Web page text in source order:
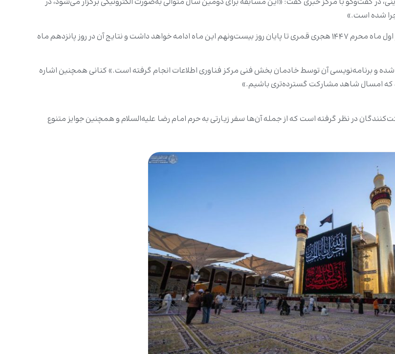
شده است.»
کنانی افزود: «مسابقه امسال شامل ۲۵ سوال است که به مدت ۳۰ روز از اول ماه محرم ۱۴۴۷ هجری قمری تا پایان روز بیست‌ونهم این ماه ادامه خواهد داشت و نتایج آن در روز پانزدهم ماه
و برنامه‌نویسی آن توسط خادمان بخش فنی مرکز فناوری اطلاعات انجام گرفته است.» کنانی همچنین اشاره
در نظر گرفته است که از جمله آن‌ها سفر زیارتی به حرم امام رضا علیه‌السلام و همچنین جوایز متنوع